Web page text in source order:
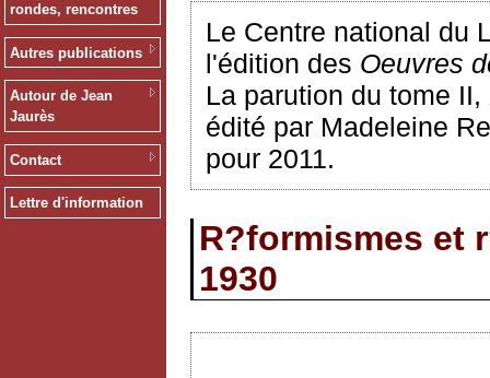
rondes, rencontres
Autres publications
Autour de Jean
Jaurès
Contact
Lettre d'information
Le Centre national du
l'édition des Oeuvres
La parution du tome II,
édité par Madeleine
pour 2011.
R?formismes et
1930